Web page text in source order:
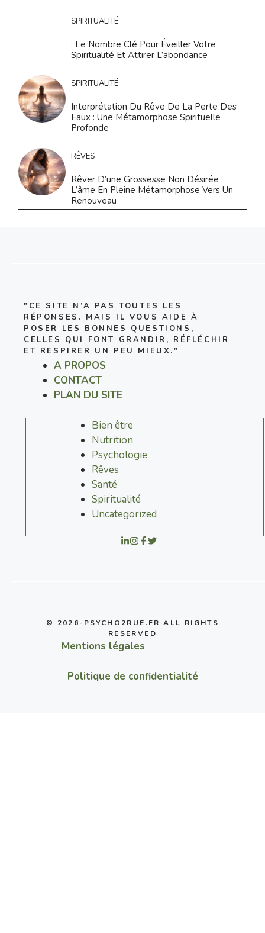
SPIRITUALITÉ
: Le Nombre Clé Pour Éveiller Votre
Spiritualité Et Attirer L’abondance
SPIRITUALITÉ
Interprétation Du Rêve De La Perte Des
Eaux : Une Métamorphose Spirituelle
Profonde
RÊVES
Rêver D’une Grossesse Non Désirée :
L’âme En Pleine Métamorphose Vers Un
Renouveau
"CE SITE N’A PAS TOUTES LES
RÉPONSES. MAIS IL VOUS AIDE À
POSER LES BONNES QUESTIONS,
CELLES QUI FONT GRANDIR, RÉFLÉCHIR
ET RESPIRER UN PEU MIEUX."
A PROPOS
CONTACT
PLAN DU SITE
Bien être
Nutrition
Psychologie
Rêves
Santé
Spiritualité
Uncategorized
© 2026-PSYCHO2RUE.FR ALL RIGHTS
RESERVED
Mentions légales
Politique de confidentialité